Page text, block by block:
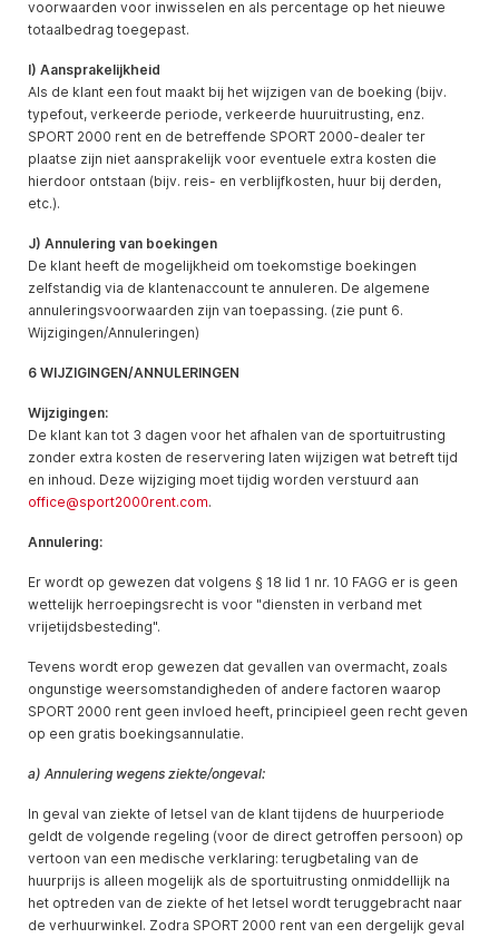
voorwaarden voor inwisselen en als percentage op het nieuwe
totaalbedrag toegepast.
I) Aansprakelijkheid
Als de klant een fout maakt bij het wijzigen van de boeking (bijv.
typefout, verkeerde periode, verkeerde huuruitrusting, enz.
SPORT 2000 rent en de betreffende SPORT 2000-dealer ter
plaatse zijn niet aansprakelijk voor eventuele extra kosten die
hierdoor ontstaan (bijv. reis- en verblijfkosten, huur bij derden,
etc.).
J) Annulering van boekingen
De klant heeft de mogelijkheid om toekomstige boekingen
zelfstandig via de klantenaccount te annuleren. De algemene
annuleringsvoorwaarden zijn van toepassing. (zie punt 6.
Wijzigingen/Annuleringen)
6 WIJZIGINGEN/ANNULERINGEN
Wijzigingen:
De klant kan tot 3 dagen voor het afhalen van de sportuitrusting
zonder extra kosten de reservering laten wijzigen wat betreft tijd
en inhoud. Deze wijziging moet tijdig worden verstuurd aan
office@sport2000rent.com.
Annulering:
Er wordt op gewezen dat volgens § 18 lid 1 nr. 10 FAGG er is geen
wettelijk herroepingsrecht is voor "diensten in verband met
vrijetijdsbesteding".
Tevens wordt erop gewezen dat gevallen van overmacht, zoals
ongunstige weersomstandigheden of andere factoren waarop
SPORT 2000 rent geen invloed heeft, principieel geen recht geven
op een gratis boekingsannulatie.
a) Annulering wegens ziekte/ongeval:
In geval van ziekte of letsel van de klant tijdens de huurperiode
geldt de volgende regeling (voor de direct getroffen persoon) op
vertoon van een medische verklaring: terugbetaling van de
huurprijs is alleen mogelijk als de sportuitrusting onmiddellijk na
het optreden van de ziekte of het letsel wordt teruggebracht naar
de verhuurwinkel. Zodra SPORT 2000 rent van een dergelijk geval